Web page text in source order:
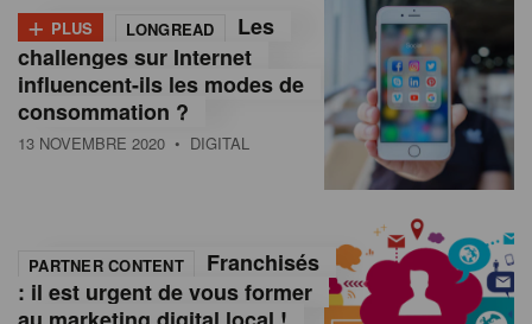
+ PLUS LONGREAD
Les
challenges sur Internet
influencent-ils les modes de
consommation ?
13 NOVEMBRE 2020 • DIGITAL
PARTNER CONTENT
Franchisés
: il est urgent de vous former